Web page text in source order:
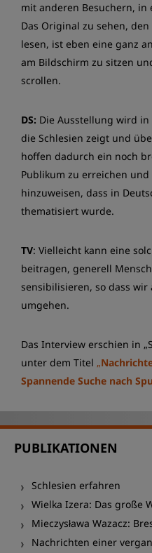
mit anderen Besuchern,
Das Original zu sehen,
lesen, ist eben eine ganz
am Bildschirm zu sitzen
scrollen.
DS: Die Ausstellung wird
die Schlesien zeigt und
hoffen dadurch ein noch
Publikum zu erreichen
hinzuweisen, dass in
thematisiert wurde.
TV: Vielleicht kann eine
beitragen, generell
sensibilisieren, so dass
umgehen.
Das Interview erschien in
unter dem Titel „
Spannende Suche nach
PUBLIKATIONEN
Schlesien erfahren
Wielka Izera: Das große
Mieczysława Wazacz:
Nachrichten einer